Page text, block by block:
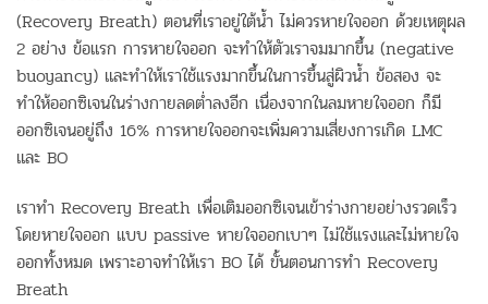
(Recovery Breath) ตอนที่เราอยู่ใต้น้ำ ไม่ควรหายใจออก ด้วยเหตุผล
2 อย่าง ข้อแรก การหายใจออก จะทำให้ตัวเราจมมากขึ้น (negative
buoyancy) และทำให้เราใช้แรงมากขึ้นในการขึ้นสู่ผิวน้ำ ข้อสอง จะ
ทำให้ออกซิเจนในร่างกายลดต่ำลงอีก เนื่องจากในลมหายใจออก ก็มี
ออกซิเจนอยู่ถึง 16% การหายใจออกจะเพิ่มความเสี่ยงการเกิด LMC
และ BO
เราทำ Recovery Breath เพื่อเติมออกซิเจนเข้าร่างกายอย่างรวดเร็ว
โดยหายใจออก แบบ passive หายใจออกเบาๆ ไม่ใช้แรงและไม่หายใจ
ออกทั้งหมด เพราะอาจทำให้เรา BO ได้ ขั้นตอนการทำ Recovery
Breath